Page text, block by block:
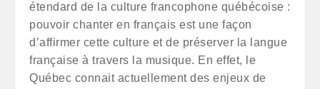
étendard de la culture francophone québécoise :
pouvoir chanter en français est une façon
d’affirmer cette culture et de préserver la langue
française à travers la musique. En effet, le
Québec connait actuellement des enjeux de